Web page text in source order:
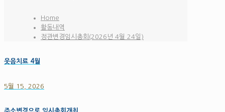
Home
활동내역
정관변경임시총회(2026년 4월 24일)
웃음치료 4월
5월 15, 2026